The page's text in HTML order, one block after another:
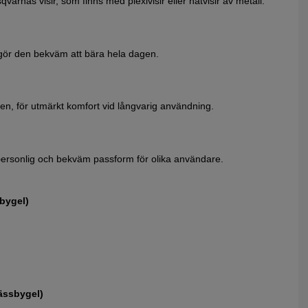
den bekväm att bära hela dagen.
för utmärkt komfort vid långvarig användning.
och bekväm passform för olika användare.